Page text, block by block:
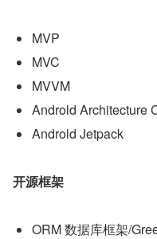
MVP
MVC
MVVM
Androld Architecture
Androld Jetpack
开源框架
ORM 数据库框架/